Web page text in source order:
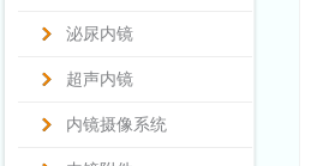
泌尿内镜
超声内镜
内镜摄像系统